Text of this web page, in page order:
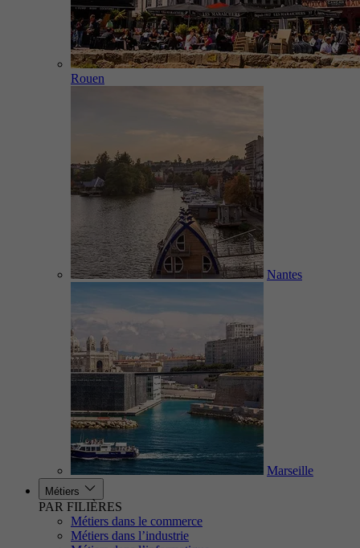
Rouen
Nantes
Marseille
Métiers
PAR FILIÈRES
Métiers dans le commerce
Métiers dans l’industrie